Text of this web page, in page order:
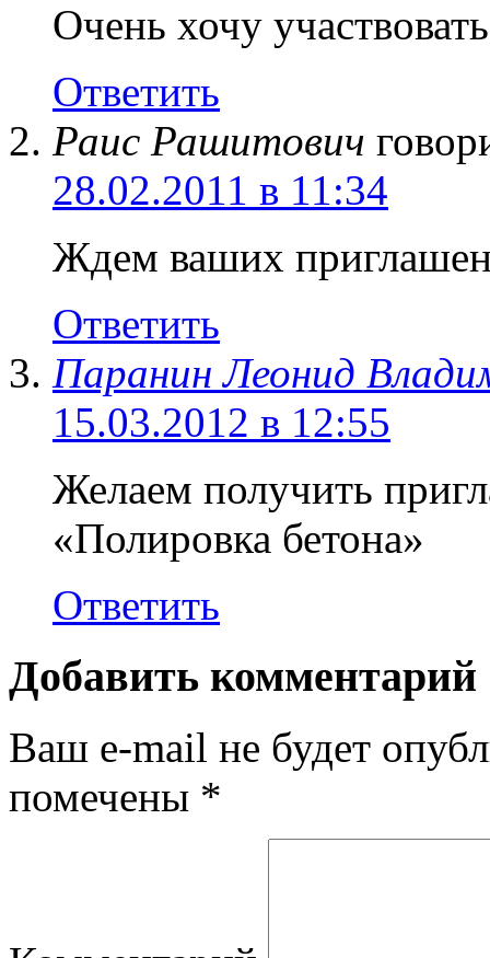
Очень хочу
Ответить
Раис Рашитович
28.02.2011 в 11:34
Ждем ваших
Ответить
Паранин Леонид
15.03.2012 в 12:55
Желаем получить
«Полировка бетона»
Ответить
Добавить комментарий
Ваш e-mail не будет
помечены *